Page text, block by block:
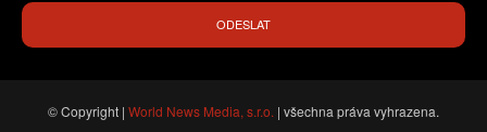
ODESLAT
© Copyright | World News Media, s.r.o. | všechna práva vyhrazena.